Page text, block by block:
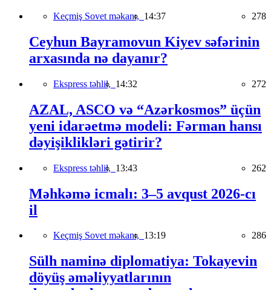
Keçmiş Sovet məkanı, 14:37 278
Ceyhun Bayramovun Kiyev səfərinin
arxasında nə dayanır?
Ekspress təhlil, 14:32 272
AZAL, ASCO və “Azərkosmos” üçün
yeni idarəetmə modeli: Fərman hansı
dəyişiklikləri gətirir?
Ekspress təhlil, 13:43 262
Məhkəmə icmalı: 3–5 avqust 2026-cı
il
Keçmiş Sovet məkanı, 13:19 286
Sülh naminə diplomatiya: Tokayevin
döyüş əməliyyatlarının